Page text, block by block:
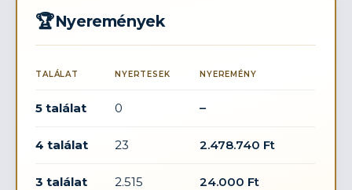
🏆Nyeremények
TALÁLAT NYERTESEK NYEREMÉNY
5 találat 0 –
4 találat 23 2.478.740 Ft
3 találat 2.515 24.000 Ft